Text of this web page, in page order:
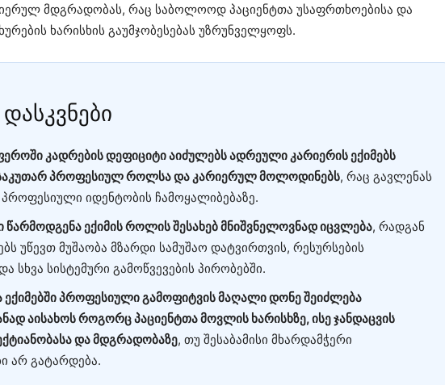
მდგრადობას, რაც საბოლოოდ პაციენტთა უსაფრთხოებისა და
ხარისხის გაუმჯობესებას უზრუნველყოფს.
კადრების დეფიციტი აიძულებს ადრეული კარიერის ექიმებს
პროფესიულ როლსა და კარიერულ მოლოდინებს, რაც გავლენას
პროფესიული იდენტობის ჩამოყალიბებაზე.
ექიმის როლის შესახებ მნიშვნელოვნად იცვლება, რადგან
უწევთ მუშაობა მზარდი სამუშაო დატვირთვის, რესურსების
სხვა სისტემური გამოწვევების პირობებში.
პროფესიული გამოფიტვის მაღალი დონე შეიძლება
აისახოს როგორც პაციენტთა მოვლის ხარისხზე, ისე ჯანდაცვის
და მდგრადობაზე, თუ შესაბამისი მხარდამჭერი
არ გატარდება.